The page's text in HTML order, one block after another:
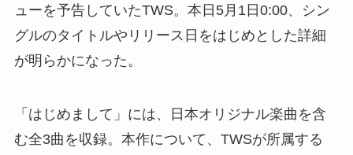
ューを予告していたTWS。本日5月1日0:00、シン
グルのタイトルやリリース日をはじめとした詳細
が明らかになった。
「はじめまして」には、日本オリジナル楽曲を含
む全3曲を収録。本作について、TWSが所属する